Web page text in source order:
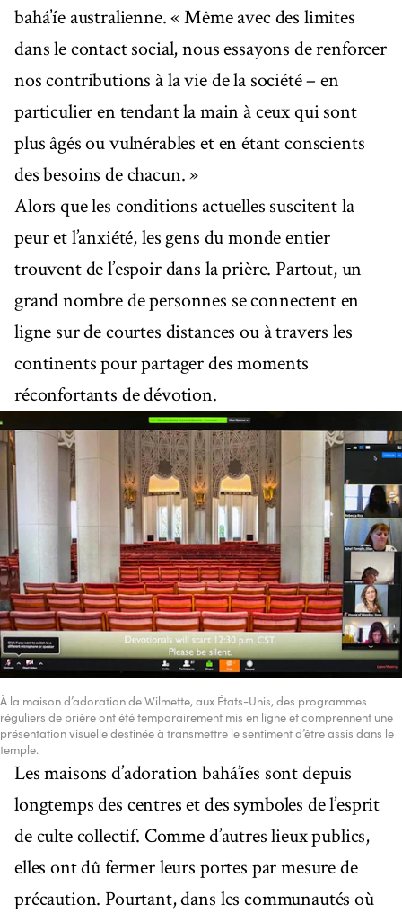
bahá’íe australienne. « Même avec des limites
dans le contact social, nous essayons de renforcer
nos contributions à la vie de la société – en
particulier en tendant la main à ceux qui sont
plus âgés ou vulnérables et en étant conscients
des besoins de chacun. »
Alors que les conditions actuelles suscitent la
peur et l’anxiété, les gens du monde entier
trouvent de l’espoir dans la prière. Partout, un
grand nombre de personnes se connectent en
ligne sur de courtes distances ou à travers les
continents pour partager des moments
réconfortants de dévotion.
À la maison d’adoration de Wilmette, aux États-Unis, des programmes
réguliers de prière ont été temporairement mis en ligne et comprennent une
présentation visuelle destinée à transmettre le sentiment d’être assis dans le
temple.
Les maisons d’adoration bahá’íes sont depuis
longtemps des centres et des symboles de l’esprit
de culte collectif. Comme d’autres lieux publics,
elles ont dû fermer leurs portes par mesure de
précaution. Pourtant, dans les communautés où